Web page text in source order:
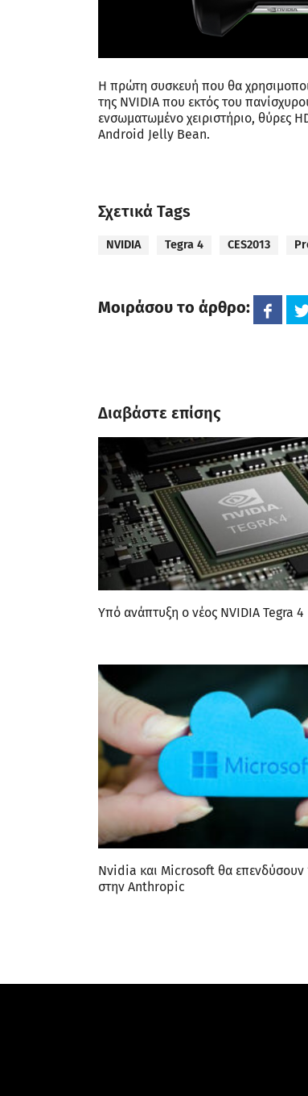
Η πρώτη συσκευή που θα
της NVIDIA που εκτός του
ενσωματωμένο χειριστήριο, θύρες
Android Jelly Bean.
Σχετικά Tags
NVIDIA Tegra 4 CES2013
Μοιράσου το άρθρο:
Διαβάστε επίσης
Υπό ανάπτυξη ο νέος NVIDIA Tegra 4
Nvidia και Microsoft θα επενδύσουν
στην Anthropic